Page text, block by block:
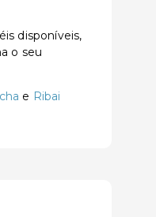
disponíveis,
o seu
e Ribai